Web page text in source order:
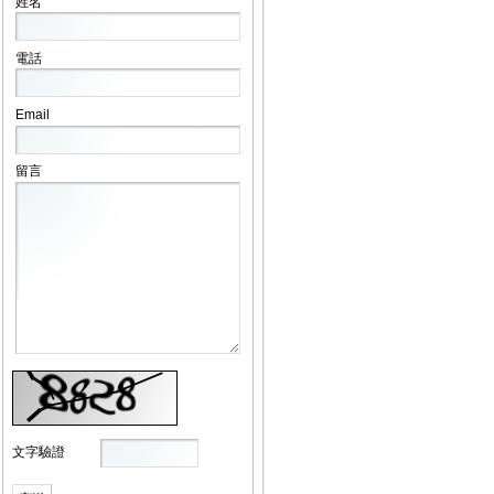
電話
Email
留言
文字驗證